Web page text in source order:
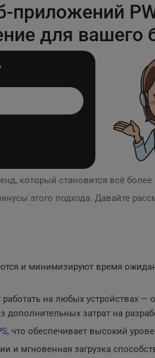
приложений
для вашего
который становится всё
этого подхода. Давайте
и минимизируют время
на любых устройствах
затрат на
, что обеспечивает высокий
и мгновенная загрузка